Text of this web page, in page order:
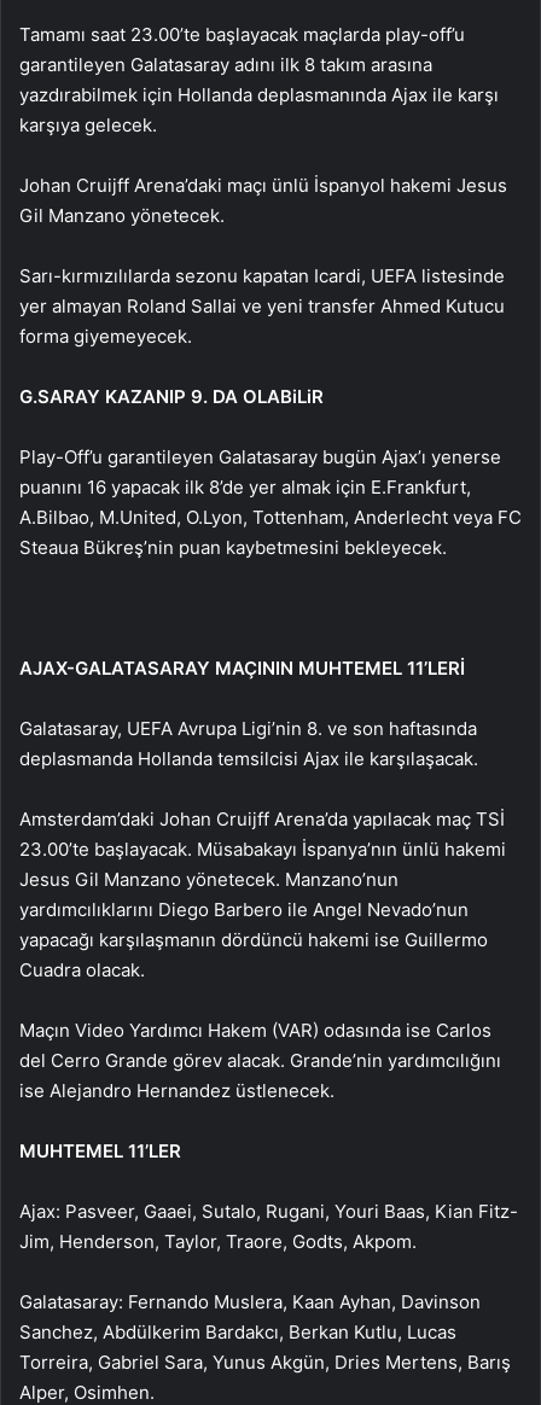
Tamamı saat 23.00’te başlayacak maçlarda play-off’u
garantileyen Galatasaray adını ilk 8 takım arasına
yazdırabilmek için Hollanda deplasmanında Ajax ile karşı
karşıya gelecek.
Johan Cruijff Arena’daki maçı ünlü İspanyol hakemi Jesus
Gil Manzano yönetecek.
Sarı-kırmızılılarda sezonu kapatan Icardi, UEFA listesinde
yer almayan Roland Sallai ve yeni transfer Ahmed Kutucu
forma giyemeyecek.
G.SARAY KAZANIP 9. DA OLABiLiR
Play-Off’u garantileyen Galatasaray bugün Ajax’ı yenerse
puanını 16 yapacak ilk 8’de yer almak için E.Frankfurt,
A.Bilbao, M.United, O.Lyon, Tottenham, Anderlecht veya FC
Steaua Bükreş’nin puan kaybetmesini bekleyecek.
AJAX-GALATASARAY MAÇININ MUHTEMEL 11’LERİ
Galatasaray, UEFA Avrupa Ligi’nin 8. ve son haftasında
deplasmanda Hollanda temsilcisi Ajax ile karşılaşacak.
Amsterdam’daki Johan Cruijff Arena’da yapılacak maç TSİ
23.00’te başlayacak. Müsabakayı İspanya’nın ünlü hakemi
Jesus Gil Manzano yönetecek. Manzano’nun
yardımcılıklarını Diego Barbero ile Angel Nevado’nun
yapacağı karşılaşmanın dördüncü hakemi ise Guillermo
Cuadra olacak.
Maçın Video Yardımcı Hakem (VAR) odasında ise Carlos
del Cerro Grande görev alacak. Grande’nin yardımcılığını
ise Alejandro Hernandez üstlenecek.
MUHTEMEL 11’LER
Ajax: Pasveer, Gaaei, Sutalo, Rugani, Youri Baas, Kian Fitz-
Jim, Henderson, Taylor, Traore, Godts, Akpom.
Galatasaray: Fernando Muslera, Kaan Ayhan, Davinson
Sanchez, Abdülkerim Bardakcı, Berkan Kutlu, Lucas
Torreira, Gabriel Sara, Yunus Akgün, Dries Mertens, Barış
Alper, Osimhen.